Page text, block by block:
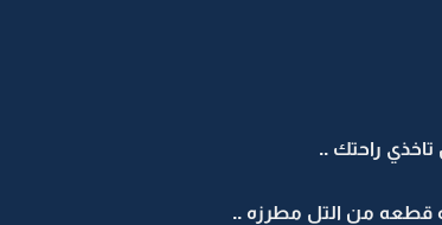
راحتك ..
قطعه من التل مطرزه ..